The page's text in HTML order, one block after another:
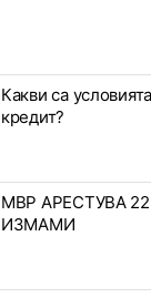
Какви са
кредит?
МВР АРЕСТУВА
ИЗМАМИ